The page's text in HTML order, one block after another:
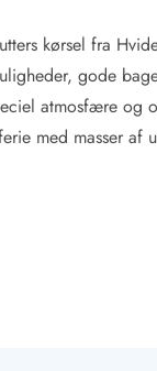
kørsel fra
gode
atmosfære og
med masser af